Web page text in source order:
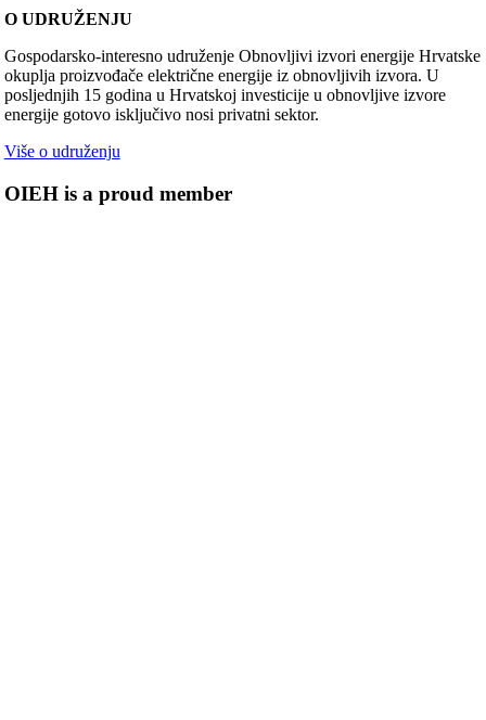
O UDRUŽENJU
Gospodarsko-interesno udruženje Obnovljivi izvori energije Hrvatske
okuplja proizvođače električne energije iz obnovljivih izvora. U
posljednjih 15 godina u Hrvatskoj investicije u obnovljive izvore
energije gotovo isključivo nosi privatni sektor.
Više o udruženju
OIEH is a proud member